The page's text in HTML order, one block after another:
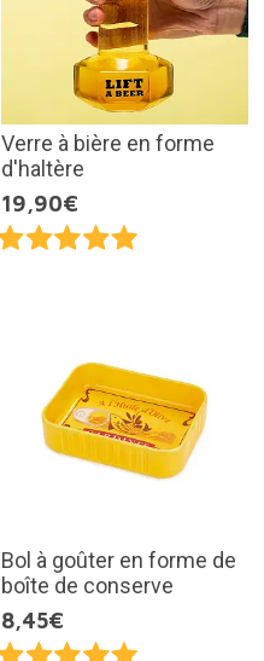
Verre à bière en forme
d'haltère
19,90€
Bol à goûter en forme de
boîte de conserve
8,45€